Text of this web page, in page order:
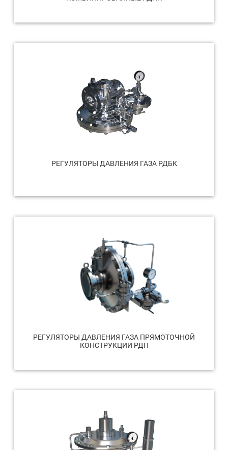
РЕГУЛЯТОРЫ ДАВЛЕНИЯ ГАЗА РДБК
РЕГУЛЯТОРЫ ДАВЛЕНИЯ ГАЗА ПРЯМОТОЧНОЙ
КОНСТРУКЦИИ РДП